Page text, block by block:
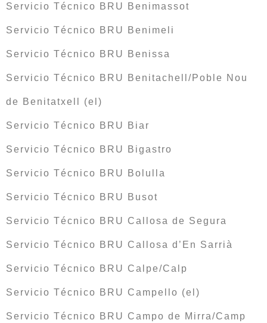
Servicio Técnico BRU Benimassot
Servicio Técnico BRU Benimeli
Servicio Técnico BRU Benissa
Servicio Técnico BRU Benitachell/Poble Nou
de Benitatxell (el)
Servicio Técnico BRU Biar
Servicio Técnico BRU Bigastro
Servicio Técnico BRU Bolulla
Servicio Técnico BRU Busot
Servicio Técnico BRU Callosa de Segura
Servicio Técnico BRU Callosa d’En Sarrià
Servicio Técnico BRU Calpe/Calp
Servicio Técnico BRU Campello (el)
Servicio Técnico BRU Campo de Mirra/Camp